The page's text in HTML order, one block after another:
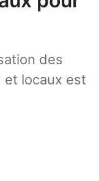
des
et locaux est